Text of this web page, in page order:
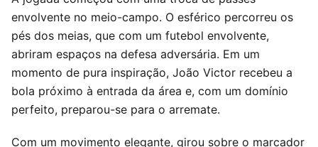
envolvente no meio-campo. O esférico percorreu os
pés dos meias, que com um futebol envolvente,
abriram espaços na defesa adversária. Em um
momento de pura inspiração, João Victor recebeu a
bola próximo à entrada da área e, com um domínio
perfeito, preparou-se para o arremate.
Com um movimento elegante, girou sobre o marcador